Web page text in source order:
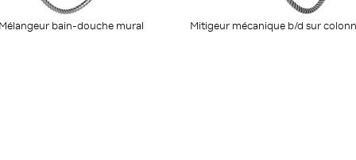
bain-douche mural Mitigeur mécanique b/d sur